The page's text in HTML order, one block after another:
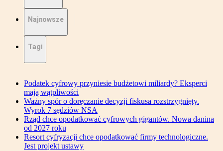
Najnowsze
Tagi
Podatek cyfrowy przyniesie budżetowi miliardy? Eksperci
mają wątpliwości
Ważny spór o doręczanie decyzji fiskusa rozstrzygnięty.
Wyrok 7 sędziów NSA
Rząd chce opodatkować cyfrowych gigantów. Nowa danina
od 2027 roku
Resort cyfryzacji chce opodatkować firmy technologiczne.
Jest projekt ustawy